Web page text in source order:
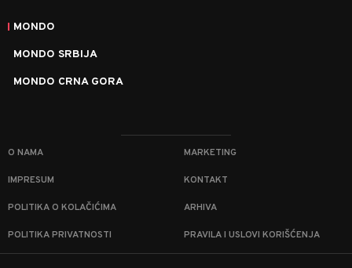
MONDO
MONDO SRBIJA
MONDO CRNA GORA
O NAMA MARKETING
IMPRESUM KONTAKT
POLITIKA O KOLAČIĆIMA ARHIVA
POLITIKA PRIVATNOSTI PRAVILA I USLOVI KORIŠĆENJA